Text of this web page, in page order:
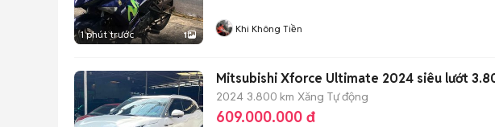
1 phút trước 1 Khi Không Tiền
Mitsubishi Xforce Ultimate 2024 siêu lướt
2024 3.800 km Xăng Tự động
609.000.000 đ